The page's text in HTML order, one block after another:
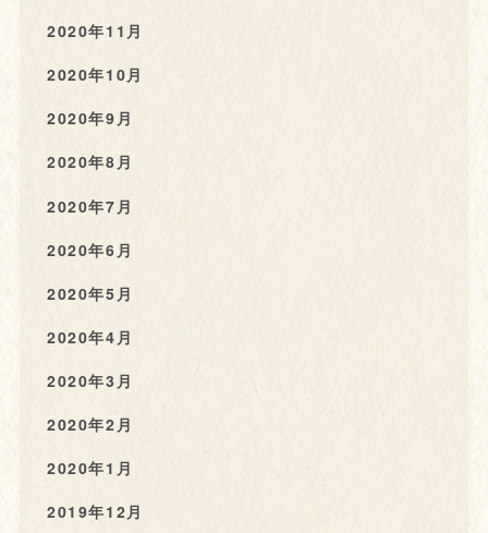
2020年11月
2020年10月
2020年9月
2020年8月
2020年7月
2020年6月
2020年5月
2020年4月
2020年3月
2020年2月
2020年1月
2019年12月